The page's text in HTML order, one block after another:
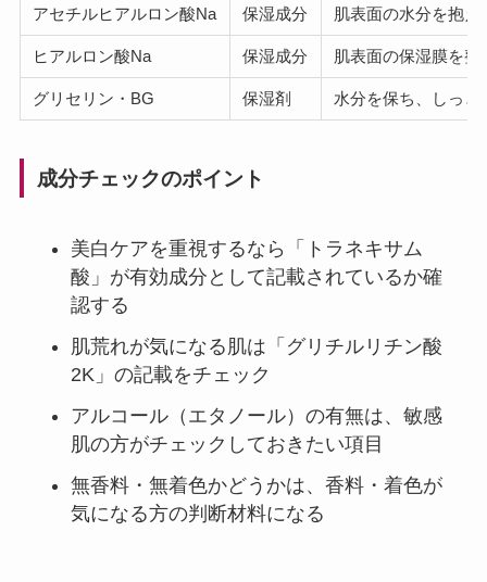
アセチルヒアルロン酸Na 保湿成分 肌表面の水分を抱え
ヒアルロン酸Na 保湿成分 肌表面の保湿膜を整
グリセリン・BG 保湿剤 水分を保ち、しっと
成分チェックのポイント
美白ケアを重視するなら「トラネキサム
酸」が有効成分として記載されているか確
認する
肌荒れが気になる肌は「グリチルリチン酸
2K」の記載をチェック
アルコール（エタノール）の有無は、敏感
肌の方がチェックしておきたい項目
無香料・無着色かどうかは、香料・着色が
気になる方の判断材料になる